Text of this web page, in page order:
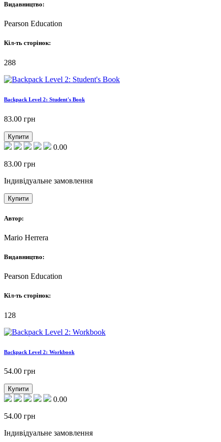
Видавництво:
Pearson Education
Кіл-ть сторінок:
288
Backpack Level 2: Student's Book
83.00 грн
Купити
0.00
83.00 грн
Індивідуальне замовлення
Купити
Автор:
Mario Herrera
Видавництво:
Pearson Education
Кіл-ть сторінок:
128
Backpack Level 2: Workbook
54.00 грн
Купити
0.00
54.00 грн
Індивідуальне замовлення